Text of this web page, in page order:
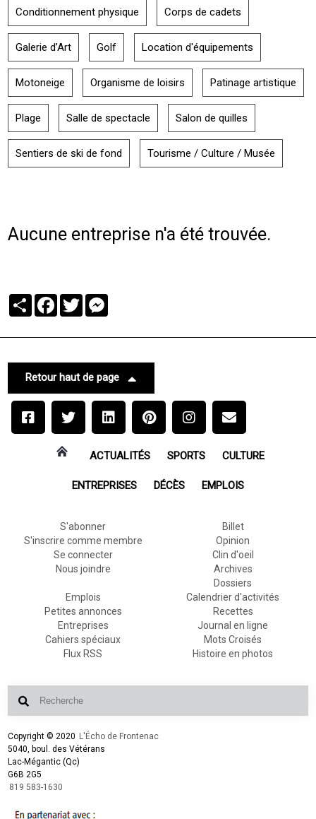
Conditionnement physique Corps de cadets
Galerie d’Art Golf Location d'équipements
Motoneige Organisme de loisirs Patinage artistique
Plage Salle de spectacle Salon de quilles
Sentiers de ski de fond Tourisme / Culture / Musée
Aucune entreprise n'a été trouvée.
PartagerFacebook
Twitter
Retour haut de page
ACTUALITÉS SPORTS CULTURE
ENTREPRISES DÉCÈS EMPLOIS
S'abonner
S'inscrire comme membre
Se connecter
Nous joindre
Billet
Opinion
Clin d'oeil
Archives
Dossiers
Emplois
Petites annonces
Entreprises
Cahiers spéciaux
Flux RSS
Calendrier d'activités
Recettes
Journal en ligne
Mots Croisés
Histoire en photos
Copyright © 2020 L'Écho de Frontenac
5040, boul. des Vétérans
Lac-Mégantic (Qc)
G6B 2G5
819 583-1630